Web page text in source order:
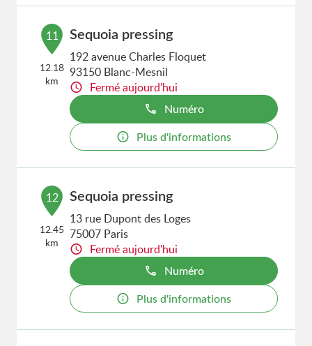
11
12.18
km
Sequoia pressing
192 avenue Charles Floquet
93150 Blanc-Mesnil
Fermé aujourd'hui
Numéro
Plus d'informations
12
12.45
km
Sequoia pressing
13 rue Dupont des Loges
75007 Paris
Fermé aujourd'hui
Numéro
Plus d'informations